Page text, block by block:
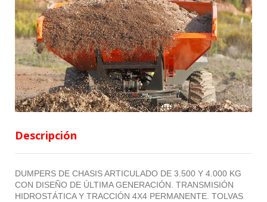
Descripción
DUMPERS DE CHASIS ARTICULADO DE 3.500 Y 4.000 KG
CON DISEÑO DE ÚLTIMA GENERACIÓN. TRANSMISIÓN
HIDROSTÁTICA Y TRACCIÓN 4X4 PERMANENTE. TOLVAS